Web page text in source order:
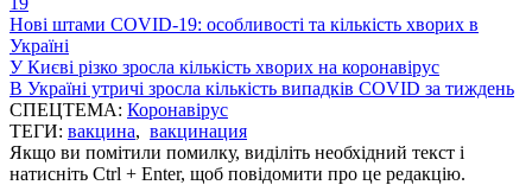
Нові штами COVID-19: особливості та кількість хворих в
Україні
У Києві різко зросла кількість хворих на коронавірус
В Україні утричі зросла кількість випадків COVID за тиждень
СПЕЦТЕМА: Коронавірус
ТЕГИ: вакцина, вакцинация
Якщо ви помітили помилку, виділіть необхідний текст і
натисніть Ctrl + Enter, щоб повідомити про це редакцію.